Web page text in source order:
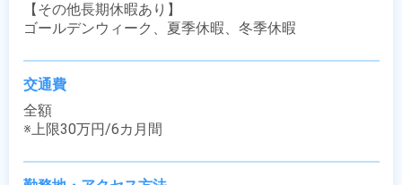
【その他長期休暇あり】
ゴールデンウィーク、夏季休暇、冬季休暇
交通費
全額
※上限30万円/6カ月間